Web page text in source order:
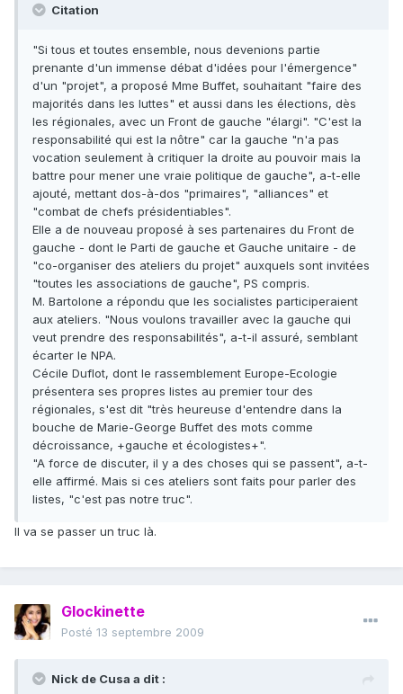
Citation
"Si tous et toutes ensemble, nous devenions partie
prenante d'un immense débat d'idées pour l'émergence"
d'un "projet", a proposé Mme Buffet, souhaitant "faire des
majorités dans les luttes" et aussi dans les élections, dès
les régionales, avec un Front de gauche "élargi". "C'est la
responsabilité qui est la nôtre" car la gauche "n'a pas
vocation seulement à critiquer la droite au pouvoir mais la
battre pour mener une vraie politique de gauche", a-t-elle
ajouté, mettant dos-à-dos "primaires", "alliances" et
"combat de chefs présidentiables".
Elle a de nouveau proposé à ses partenaires du Front de
gauche - dont le Parti de gauche et Gauche unitaire - de
"co-organiser des ateliers du projet" auxquels sont invitées
"toutes les associations de gauche", PS compris.
M. Bartolone a répondu que les socialistes participeraient
aux ateliers. "Nous voulons travailler avec la gauche qui
veut prendre des responsabilités", a-t-il assuré, semblant
écarter le NPA.
Cécile Duflot, dont le rassemblement Europe-Ecologie
présentera ses propres listes au premier tour des
régionales, s'est dit "très heureuse d'entendre dans la
bouche de Marie-George Buffet des mots comme
décroissance, +gauche et écologistes+".
"A force de discuter, il y a des choses qui se passent", a-t-
elle affirmé. Mais si ces ateliers sont faits pour parler des
listes, "c'est pas notre truc".
Il va se passer un truc là.
Glockinette
Posté 13 septembre 2009
Nick de Cusa a dit :